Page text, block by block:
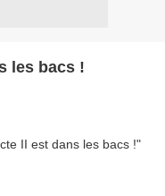
les bacs !